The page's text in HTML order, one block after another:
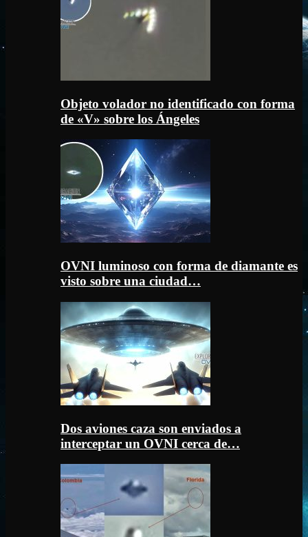
Objeto volador no identificado con forma
de «V» sobre los Ángeles
OVNI luminoso con forma de diamante es
visto sobre una ciudad…
Dos aviones caza son enviados a
interceptar un OVNI cerca de…